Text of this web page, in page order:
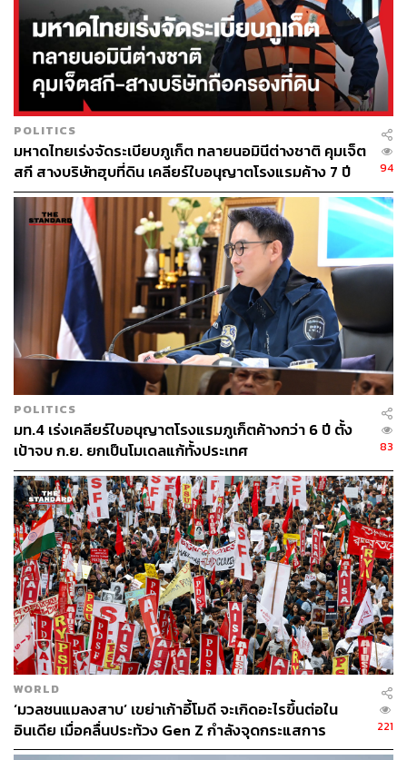
ความสนใจในรายละเอียดพื้นฐานยังคงสำคัญ ทั้งหมอนและ
เครื่องนอน (56%) วิวทิวทัศน์ (53%) การควบคุมอุณหภูมิ
(35%) ระบบความบันเทิง (35%) อ่างอาบน้ำ (30%) และแรง
ดันน้ำฝักบัว (29%) โดย 4 ใน 5 ของนักท่องเที่ยวพอใจกับ
ผ้าเช็ดตัวธรรมดาที่วางอยู่ในห้องน้ำหรือบนเตียง โดยไม่
จำเป็นต้องพับเป็นงานศิลปะให้วุ่นวาย
ปัจจัยที่ทำให้นักท่องเที่ยวกลับมาพักซ้ำคือประสบการณ์ที่ไม่
เหมือนใคร (37%) โดยชาวไทย 51% ย้ำว่าบริการลูกค้าที่
ยอดเยี่ยมและการสื่อสารที่ชัดเจนคือกุญแจสู่ใจพวกเขา ขณะ
ที่อีก 20% เน้นการเชื่อมโยงกับวัฒนธรรมและชุมชนท้องถิ่น
สุภกฤษฎิ์ สรุปว่า “นักท่องเที่ยวในปี 2568 ต้องการให้โรงแรม
ดูแลสิ่งสำคัญพื้นฐานให้ดี ควบคู่ไปกับการให้บริการพิเศษเพิ่ม
เติม ซึ่งความสมดุลนี้คือสิ่งที่นักท่องเที่ยวกลุ่ม Conscious
Travellers ให้ความสำคัญ”
ถึงเวลาแล้วที่โรงแรมต้องเปลี่ยนจากการเป็นแค่ ‘ที่พัก’ ให้
กลายเป็น ‘จุดหมาย’ ในตัวเอง เพราะในยุคที่คนเลือกจะ ‘อยู่
กับที่’ มากขึ้น การสร้างประสบการณ์ที่ทั้งใกล้ชิดท้องถิ่นและ
ใส่ใจโลกไม่ใช่แค่ตัวเลือก แต่เป็นความจำเป็นสำหรับธุรกิจที่
อยากอยู่รอดในศึกท่องเที่ยวปี 2568
สามารถติดตาม THE STANDARD WEALTH
ผ่านแอปพลิเคชันต่างๆ ที่คุณสะดวกหรือใช้งานอยู่แล้วได้เลย
TAGS: การใช้ชีวิต โรงแรม การท่องเที่ยว
Gen Z
POLITICS
มหาดไทยเร่งจัดระเบียบภูเก็ต ทลายนอมินีต่างชาติ คุมเจ็ต
สกี สางบริษัทฮุบที่ดิน เคลียร์ใบอนุญาตโรงแรมค้าง 7 ปี
94
POLITICS
มท.4 เร่งเคลียร์ใบอนุญาตโรงแรมภูเก็ตค้างกว่า 6 ปี ตั้ง
เป้าจบ ก.ย. ยกเป็นโมเดลแก้ทั้งประเทศ
83
WORLD
‘มวลชนแมลงสาบ’ เขย่าเก้าอี้โมดี จะเกิดอะไรขึ้นต่อใน
อินเดีย เมื่อคลื่นประท้วง Gen Z กำลังจุดกระแสการ
เปลี่ยนแปลง
221